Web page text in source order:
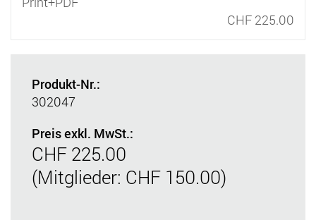
CHF 225.00
Produkt-Nr.:
302047
Preis exkl. MwSt.:
CHF 225.00
(Mitglieder: CHF 150.00)